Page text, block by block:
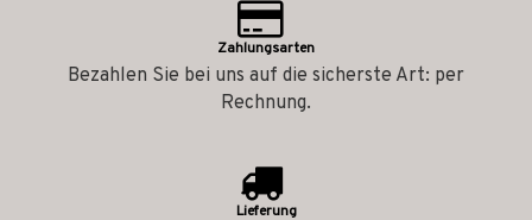
Zahlungsarten
Bezahlen Sie bei uns auf die sicherste Art: per
Rechnung.
Lieferung